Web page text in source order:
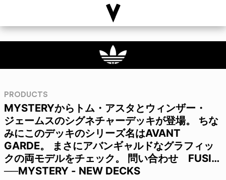
PRODUCTS
MYSTERYからトム・アスタとウィンザー・
ジェームスのシグネチャーデッキが登場。 ちな
みにこのデッキのシリーズ名はAVANT
GARDE。 まさにアバンギャルドなグラフィッ
クの両モデルをチェック。 問い合わせ FUSI…
──MYSTERY - NEW DECKS